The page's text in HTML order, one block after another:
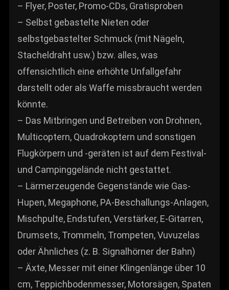
– Flyer, Poster, Promo-CDs, Gratisproben
– Selbst gebastelte Nieten oder
selbstgebastelter Schmuck (mit Nägeln,
Stacheldraht usw.) bzw. alles, was
offensichtlich eine erhöhte Unfallgefahr
darstellt oder als Waffe missbraucht werden
könnte.
– Das Mitbringen und Betreiben von Drohnen,
Multicoptern, Quadrokoptern und sonstigen
Flugkörpern und -geräten ist auf dem Festival-
und Campinggelände nicht gestattet.
– Lärmerzeugende Gegenstände wie Gas-
Hupen, Megaphone, PA-Beschallungs-Anlagen,
Mischpulte, Endstufen, Verstärker, E-Gitarren,
Drumsets, Trommeln, Trompeten, Vuvuzelas
oder Ähnliches (z. B. Signalhörner der Bahn)
– Äxte, Messer mit einer Klingenlänge über 10
cm, Teppichbodenmesser, Motorsägen, Spaten